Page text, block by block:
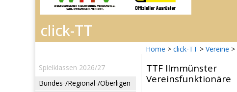
Home > click-TT > Vereine >
Spielklassen 2026/27
Bundes-/Regional-/Oberligen
TTF Ilmmünster
Vereinsfunktionäre